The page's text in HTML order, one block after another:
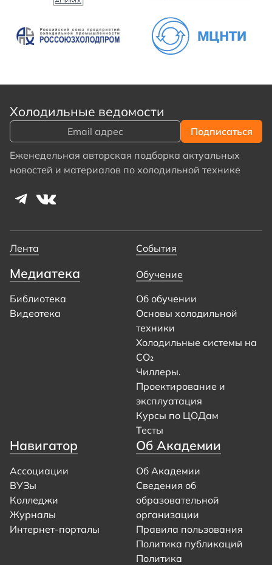
Холодильные ведомости
Еженедельная авторская подборка актуальных
новостей и материалов по холодильной технике
Лента События
Медиатека
Библиотека
Видеотека
Обучение
Об обучении
Основы холодильной
техники
Холодильные системы на
CO₂
Чиллеры.
Проектирование и
эксплуатация
Курсы по ЦОДам
Тесты
Навигатор
Ассоциации
ВУЗы
Колледжи
Журналы
Интернет-порталы
Об Академии
Об Академии
Сведения об
образовательной
организации
Правила пользования
Политика публикаций
Политика